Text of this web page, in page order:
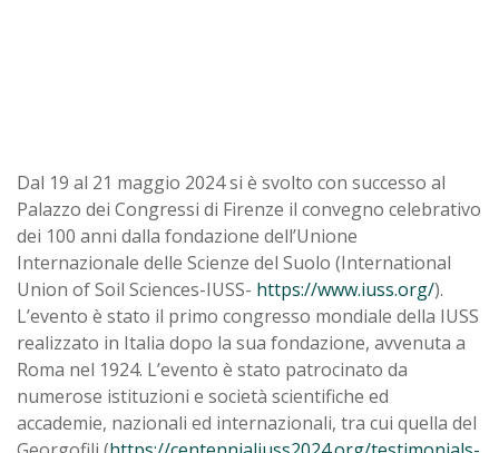
Dal 19 al 21 maggio 2024 si è svolto con successo al
Palazzo dei Congressi di Firenze il convegno celebrativo
dei 100 anni dalla fondazione dell’Unione
Internazionale delle Scienze del Suolo (International
Union of Soil Sciences-IUSS- https://www.iuss.org/).
L’evento è stato il primo congresso mondiale della IUSS
realizzato in Italia dopo la sua fondazione, avvenuta a
Roma nel 1924. L’evento è stato patrocinato da
numerose istituzioni e società scientifiche ed
accademie, nazionali ed internazionali, tra cui quella del